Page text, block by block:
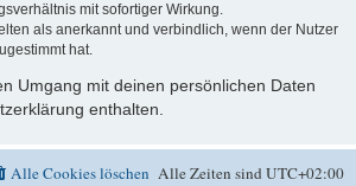
mit sofortiger Wirkung.
als anerkannt und verbindlich, wenn der Nutzer
hat.
Umgang mit deinen persönlichen Daten
enthalten.
Alle Zeiten sindUTC+02:00
Alle Cookies löschen